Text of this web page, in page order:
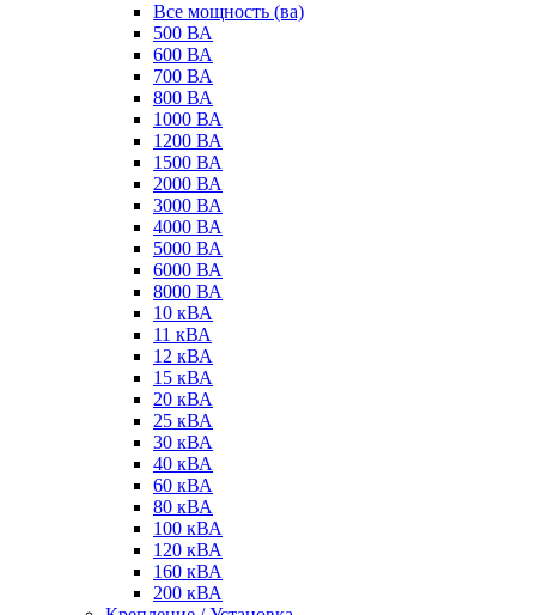
Все мощность (ва)
500 ВА
600 ВА
700 ВА
800 ВА
1000 ВА
1200 ВА
1500 ВА
2000 ВА
3000 ВА
4000 ВА
5000 ВА
6000 ВА
8000 ВА
10 кВА
11 кВА
12 кВА
15 кВА
20 кВА
25 кВА
30 кВА
40 кВА
60 кВА
80 кВА
100 кВА
120 кВА
160 кВА
200 кВА